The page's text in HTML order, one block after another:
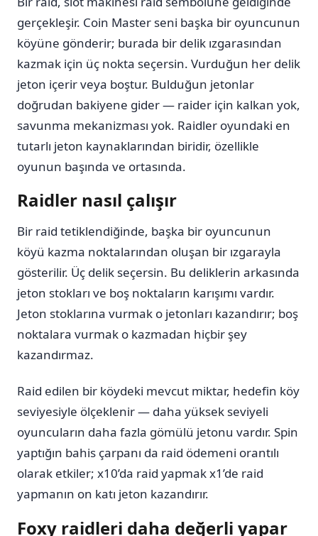
gerçekleşir. Coin Master seni başka bir oyuncunun
köyüne gönderir; burada bir delik ızgarasından
kazmak için üç nokta seçersin. Vurduğun her delik
jeton içerir veya boştur. Bulduğun jetonlar
doğrudan bakiyene gider — raider için kalkan yok,
savunma mekanizması yok. Raidler oyundaki en
tutarlı jeton kaynaklarından biridir, özellikle
oyunun başında ve ortasında.
Raidler nasıl çalışır
Bir raid tetiklendiğinde, başka bir oyuncunun
köyü kazma noktalarından oluşan bir ızgarayla
gösterilir. Üç delik seçersin. Bu deliklerin arkasında
jeton stokları ve boş noktaların karışımı vardır.
Jeton stoklarına vurmak o jetonları kazandırır; boş
noktalara vurmak o kazmadan hiçbir şey
kazandırmaz.
Raid edilen bir köydeki mevcut miktar, hedefin köy
seviyesiyle ölçeklenir — daha yüksek seviyeli
oyuncuların daha fazla gömülü jetonu vardır. Spin
yaptığın bahis çarpanı da raid ödemeni orantılı
olarak etkiler; x10’da raid yapmak x1’de raid
yapmanın on katı jeton kazandırır.
Foxy raidleri daha değerli yapar